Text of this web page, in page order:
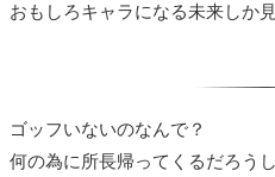
おもしろキャラになる未来しか
ゴッフいないのなんで？
何の為に所長帰ってくるだろう